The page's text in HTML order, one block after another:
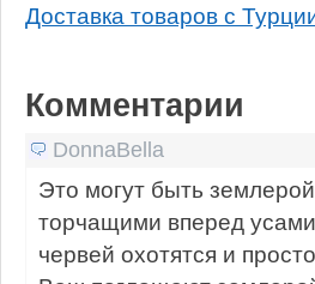
Доставка товаров с
Комментарии
DonnaBella
Это могут быть
торчащими вперед
червей охотятся и